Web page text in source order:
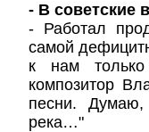
- В советские
- Работал
самой
к нам
композитор
песни. Думаю,
река…"